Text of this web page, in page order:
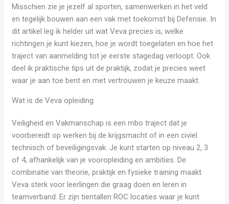
Misschien zie je jezelf al sporten, samenwerken in het veld
en tegelijk bouwen aan een vak met toekomst bij Defensie. In
dit artikel leg ik helder uit wat Veva precies is, welke
richtingen je kunt kiezen, hoe je wordt toegelaten en hoe het
traject van aanmelding tot je eerste stagedag verloopt. Ook
deel ik praktische tips uit de praktijk, zodat je precies weet
waar je aan toe bent en met vertrouwen je keuze maakt.
Wat is de Veva opleiding
Veiligheid en Vakmanschap is een mbo traject dat je
voorbereidt op werken bij de krijgsmacht of in een civiel
technisch of beveiligingsvak. Je kunt starten op niveau 2, 3
of 4, afhankelijk van je vooropleiding en ambities. De
combinatie van theorie, praktijk en fysieke training maakt
Veva sterk voor leerlingen die graag doen en leren in
teamverband. Er zijn tientallen ROC locaties waar je kunt